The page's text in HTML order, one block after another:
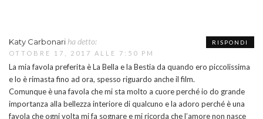
Katy Carbonariha detto:
OTTOBRE 17, 2017 ALLE 7:50 PM
La mia favola preferita è La Bella e la Bestia da quando ero piccolissima
e lo è rimasta fino ad ora, spesso riguardo anche il film.
Comunque è una favola che mi sta molto a cuore perché io do grande
importanza alla bellezza interiore di qualcuno e la adoro perché è una
favola che ogni volta mi fa sognare e mi ricorda che l’amore non nasce
RISPONDI